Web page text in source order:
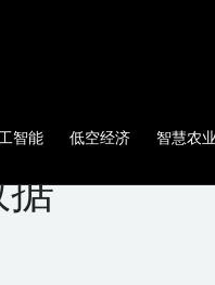
智能 低空经济 智慧农
据